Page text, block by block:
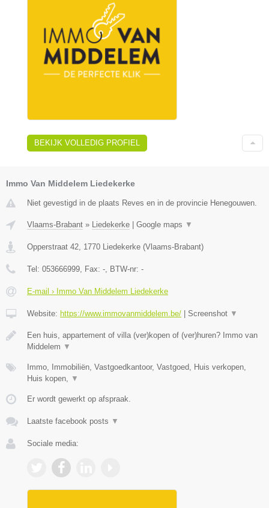
BEKIJK VOLLEDIG PROFIEL
Immo Van Middelem Liedekerke
Niet gevestigd in de plaats Reves en in de provincie Henegouwen.
Vlaams-Brabant » Liedekerke Google maps ▼
Opperstraat 42 1770 Liedekerke (Vlaams-Brabant)
Tel: 053666999 , Fax: - , BTW-nr: -
E-mail › Immo Van Middelem Liedekerke
Website: https://www.immovanmiddelem.be/ Screenshot ▼
Een huis, appartement of villa (ver)kopen of (ver)huren? Immo van
Middelem ▼
Immo, Immobiliën, Vastgoedkantoor, Vastgoed, Huis verkopen,
Huis kopen,
▼
Er wordt gewerkt op afspraak.
Laatste facebook posts ▼
Sociale media: